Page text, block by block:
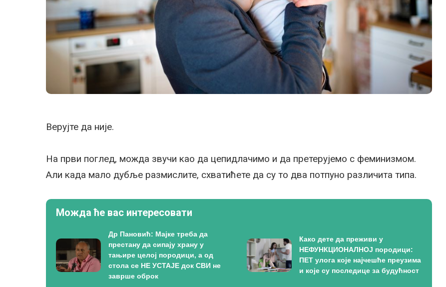
Верујте да није.
На први поглед, можда звучи као да цепидлачимо и да претерујемо с феминизмом.
Али када мало дубље размислите, схватићете да су то два потпуно различита типа.
Можда ће вас интересовати
Др Пановић: Мајке треба да
престану да сипају храну у
тањире целој породици, а од
стола се НЕ УСТАЈЕ док СВИ не
заврше оброк
Како дете да преживи у
НЕФУНКЦИОНАЛНОЈ породици:
ПЕТ улога које најчешће преузима
и које су последице за будућност